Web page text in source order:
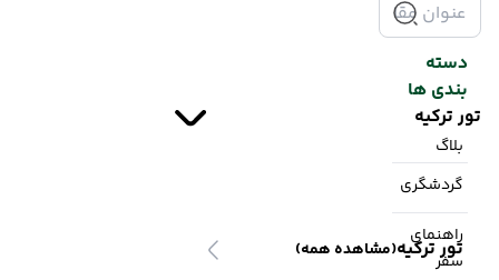
تور ترکیه
تور ترکیه(مشاهده همه)
دسته
بندی ها
بلاگ
گردشگری
راهنمای
سفر